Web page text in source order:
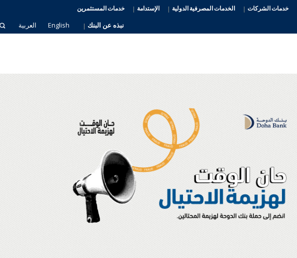
خدمات الشركات الخدمات المصرفية الدولية الإستدامة خدمات المستثمرين
نبذه عن البنك English العربية